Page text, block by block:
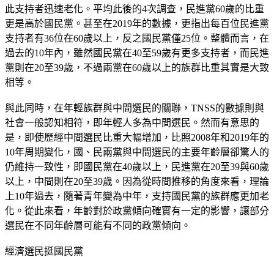
此支持者迅速老化。平均此後的4次調查，民進黨60歲的比重
更是高於國民黨。甚至在2019年的數據，更指出每百位民進黨
支持者有36位在60歲以上，反之國民黨僅25位。整體而言，在
過去的10年內，雖然國民黨在40至59歲有更多支持者，而民進
黨則在20至39歲，不過兩黨在60歲以上的族群比重其實是大致
相等。
與此同時，在年輕族群與中間選民的關聯，TNSS的數據則與
社會一般認知相符，即年輕人多為中間選民。然而有意思的
是，即使歷經中間選民比重大幅增加，比照2008年和2019年的
10年周期變化，國、民兩黨與中間選民的主要年齡層卻驚人的
仍維持一致性，即國民黨在40歲以上，民進黨在20至39與60歲
以上，中間則在20至39歲。因為從時間推移的角度來看，理論
上10年過去，隨著青年變為中年，支持國民黨的族群應更加老
化。從此來看，年齡對於政黨傾向確實有一定的影響，讓部分
選民在不同年齡層可能有不同的政黨傾向。
經濟選民挺國民黨